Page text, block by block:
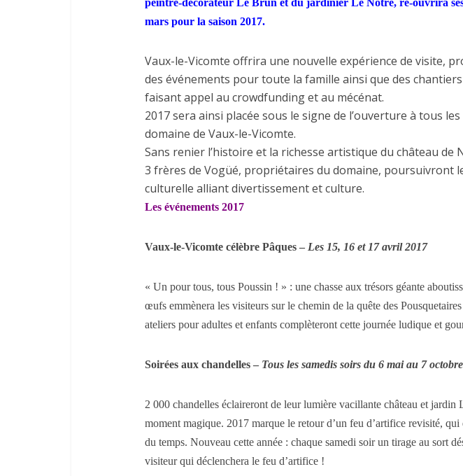
peintre-décorateur Le Brun et du jardinier Le Nôtre, ré-ouvrira
mars pour la saison 2017.
Vaux-le-Vicomte offrira une nouvelle expérience de visite,
des événements pour toute la famille ainsi que des
faisant appel au crowdfunding et au mécénat.
2017 sera ainsi placée sous le signe de l’ouverture à tous
domaine de Vaux-le-Vicomte.
Sans renier l’histoire et la richesse artistique du château de
3 frères de Vogüé, propriétaires du domaine, poursuivront
culturelle alliant divertissement et culture.
Les événements 2017
Vaux-le-Vicomte célèbre Pâques – Les 15, 16 et 17 avril 2017
« Un pour tous, tous Poussin ! » : une chasse aux trésors géante
œufs emmènera les visiteurs sur le chemin de la quête des
ateliers pour adultes et enfants complèteront cette journée ludique et
Soirées aux chandelles – Tous les samedis soirs du 6 mai au 7 octobre
2 000 chandelles éclaireront de leur lumière vacillante château et jardin
moment magique. 2017 marque le retour d’un feu d’artifice revisité, qui
du temps. Nouveau cette année : chaque samedi soir un tirage au sort
visiteur qui déclenchera le feu d’artifice !